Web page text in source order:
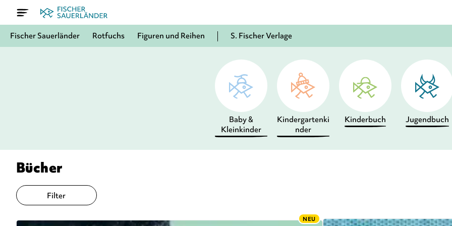
Fischer Sauerländer Rotfuchs Figuren und Reihen S. Fischer Verlage
Bücher
Baby &
Kleinkinder
Kindergartenki
nder
Kinderbuch Jugendbuch
Filter
NEU